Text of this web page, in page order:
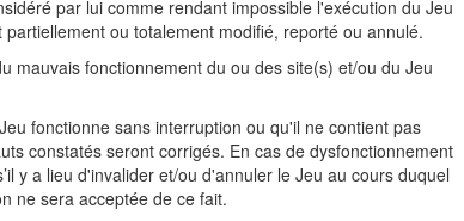
par lui comme rendant impossible l'exécution du Jeu
ou totalement modifié, reporté ou annulé.
mauvais fonctionnement du ou des site(s) et/ou du Jeu
fonctionne sans interruption ou qu'il ne contient pas
constatés seront corrigés. En cas de dysfonctionnement
y a lieu d'invalider et/ou d'annuler le Jeu au cours duquel
ne sera acceptée de ce fait.